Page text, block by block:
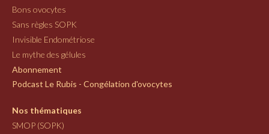
Bons ovocytes
Sans règles SOPK
Invisible Endométriose
Le mythe des gélules
Abonnement
Podcast Le Rubis - Congélation d'ovocytes
Nos thématiques
SMOP (SOPK)